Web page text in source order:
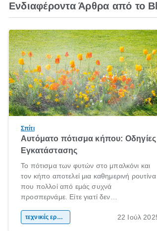
Ενδιαφέροντα Άρθρα από το
Σπίτι
Αυτόματο πότισμα κήπου: Οδηγίες
Εγκατάστασης
Το πότισμα των φυτών στο μπαλκόνι και
τον κήπο αποτελεί μια καθημερινή ρουτίνα
που πολλοί από εμάς συχνά
προσπερνάμε. Είτε γιατί δεν
Αυτό ωστόσο, έχει πολύ αρνητικές
τεχνικές εργασίες 22 Ιούλ